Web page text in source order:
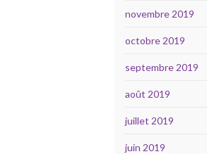
novembre 2019
octobre 2019
septembre 2019
août 2019
juillet 2019
juin 2019